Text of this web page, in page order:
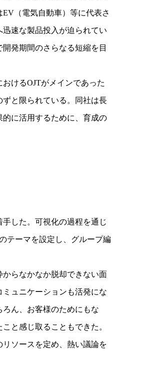
（電気自動車）等に代表さ
速な製品投入が迫られてい
発期間のさらなる短縮を目
けるOJTがメインであった
と限られている。同社は長
に活用するために、育成の
した。可視化の過程を通じ
テーマを設定し、グループ編
らなかなか脱却できない面
ュニケーションも活発にな
ん、お客様のためにもな
と感じ取ることもできた。
ソースを定め、熱い議論を